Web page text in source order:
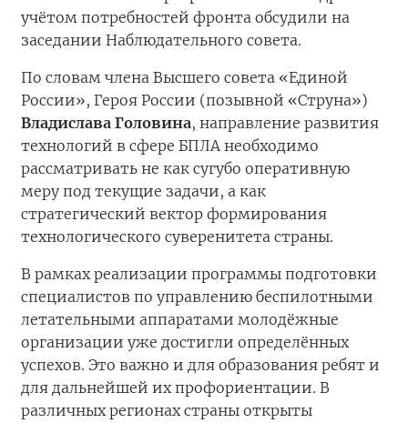
учётом потребностей фронта обсудили на
заседании Наблюдательного совета.
По словам члена Высшего совета «Единой
России», Героя России (позывной «Струна»)
Владислава Головина, направление развития
технологий в сфере БПЛА необходимо
рассматривать не как сугубо оперативную
меру под текущие задачи, а как
стратегический вектор формирования
технологического суверенитета страны.
В рамках реализации программы подготовки
специалистов по управлению беспилотными
летательными аппаратами молодёжные
организации уже достигли определённых
успехов. Это важно и для образования ребят и
для дальнейшей их профориентации. В
различных регионах страны открыты